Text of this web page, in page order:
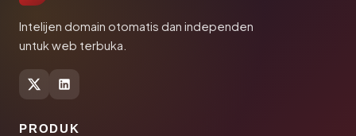
Intelijen domain otomatis dan independen
untuk web terbuka.
PRODUK